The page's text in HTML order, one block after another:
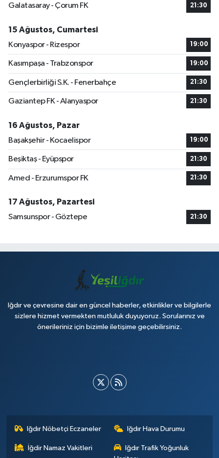
Galatasaray - Çorum FK
21:30
15 Ağustos, Cumartesi
Konyaspor - Rizespor
19:00
Kasımpaşa - Trabzonspor 19:00
Gençlerbirliği S.K. - Fenerbahçe 21:30
Gaziantep FK - Alanyaspor 21:30
16 Ağustos, Pazar
Başakşehir - Kocaelispor
19:00
Beşiktaş - Eyüpspor 21:30
Amed - Erzurumspor FK 21:30
17 Ağustos, Pazartesi
Samsunspor - Göztepe
21:30
Iğdır ve çevresine dair en güncel haberler, etkinlikler ve bilgilerle
sizlere hizmet vermekten mutluluk duyuyoruz. Sorularınız ve
önerileriniz için bizimle iletişime geçebilirsiniz.
Iğdır Nöbetçi Eczaneler Iğdır Hava Durumu
İğdir Namaz Vakitleri
Iğdır Trafik Yoğunluk